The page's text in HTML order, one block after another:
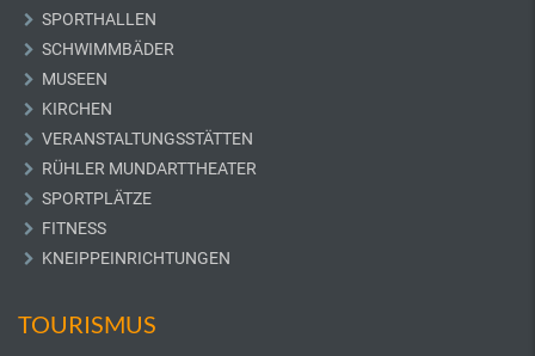
SPORTHALLEN
SCHWIMMBÄDER
MUSEEN
KIRCHEN
VERANSTALTUNGSSTÄTTEN
RÜHLER MUNDARTTHEATER
SPORTPLÄTZE
FITNESS
KNEIPPEINRICHTUNGEN
TOURISMUS